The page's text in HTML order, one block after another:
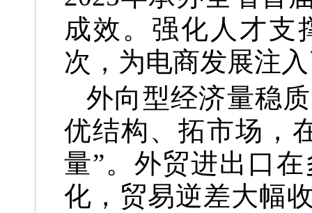
成效。强化人才支
次，为电商发展注
外向型经济量稳
优结构、拓市场，
量”。外贸进出口
化，贸易逆差大幅